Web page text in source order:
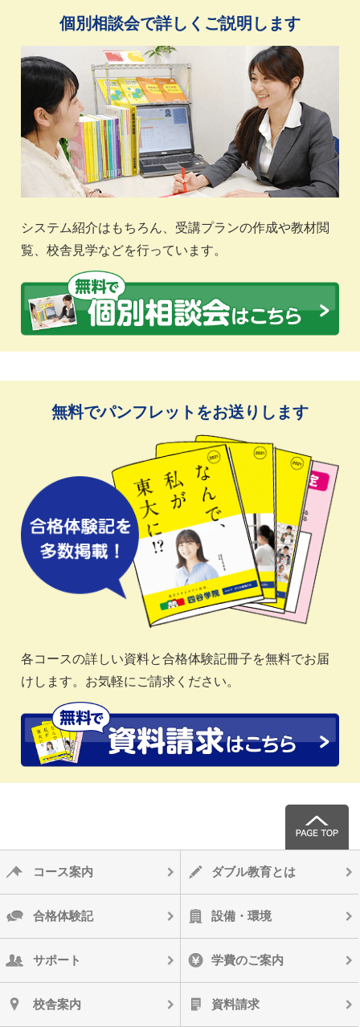
個別相談会で詳しくご説明します
システム紹介はもちろん、受講プランの作成や教材閲
覧、校舎見学などを行っています。
無料でパンフレットをお送りします
各コースの詳しい資料と合格体験記冊子を無料でお届
けします。お気軽にご請求ください。
コース案内 ダブル教育とは
合格体験記 設備・環境
サポート 学費のご案内
校舎案内 資料請求